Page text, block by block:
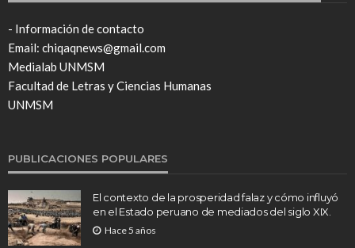
- Información de contacto
Email: chiqaqnews@gmail.com
Medialab UNMSM
Facultad de Letras y Ciencias Humanas
UNMSM
PUBLICACIONES POPULARES
El contexto de la prosperidad falaz y cómo influyó
en el Estado peruano de mediados del siglo XIX.
Hace 5 años